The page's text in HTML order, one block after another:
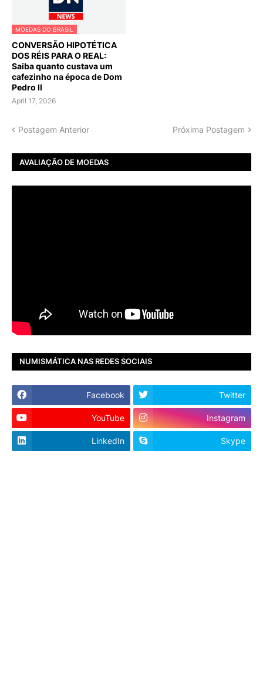
MOEDAS DO BRASIL
CONVERSÃO HIPOTÉTICA
DOS RÉIS PARA O REAL:
Saiba quanto custava um
cafezinho na época de Dom
Pedro II
April 17, 2026
Postagem Anterior Próxima Postagem
AVALIAÇÃO DE MOEDAS
NUMISMÁTICA NAS REDES SOCIAIS
Facebook Twitter
YouTube Instagram
LinkedIn Skype